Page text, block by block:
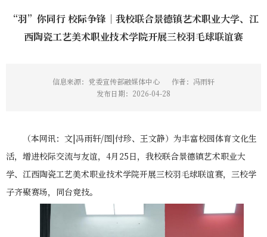
“羽”你同行 校际争锋｜我校联合景德镇艺术职业大学、江
西陶瓷工艺美术职业技术学院开展三校羽毛球联谊赛
信息来源：党委宣传部融媒体中心
作者：冯雨轩
发布日期：2026-04-28
（本网讯：文|冯雨轩/图|付珍、王文静）为丰富校园体育文化生
活，增进校际交流与友谊，4月25日，我校联合景德镇艺术职业大
学、江西陶瓷工艺美术职业技术学院开展三校羽毛球联谊赛，三校学
子齐聚赛场，同台竞技。